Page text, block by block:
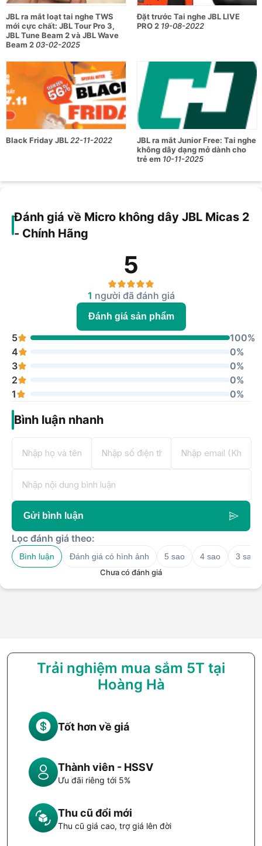
kết nối với hầu hết các thiết bị loa karaoke trên thị trường
hiện nay, chẳng hạn như amply, loa di động, loa kéo,.... giúp
tối đa hóa trải nghiệm của bạn khi sử dụng.
Mua Micro không dây JBL Micas 2 chính hãng tại Hoàng Hà
Mobile để nhận được mức giá tốt nhất thị trường.
JBL ra mắt loạt tai nghe TWS
mới cực chất: JBL Tour Pro 3,
JBL Tune Beam 2 và JBL Wave
Beam 203-02-2025
Đặt trước Tai nghe JBL LIVE
PRO 2 19-08-2022
Black Friday JBL22-11-2022
JBL ra mắt Junior Free: Tai nghe
không dây dạng mở dành cho
trẻ em 10-11-2025
Đánh giá về Micro không dây JBL Micas 2
- Chính Hãng
5
1 người đã đánh giá
Đánh giá sản phẩm
5
100%
4
0%
3
0%
2
0%
1
0%
Bình luận nhanh
Gửi bình luận
Lọc đánh giá theo:
Bình luận Đánh giá có hình ảnh 5 sao 4 sao
3 sao
Chưa có đánh giá
Trải nghiệm mua sắm 5T tại
Hoàng Hà
Tốt hơn về giá
Thành viên - HSSV
Ưu đãi riêng tới 5%
Thu cũ đổi mới
Thu cũ giá cao, trợ giá lên đời